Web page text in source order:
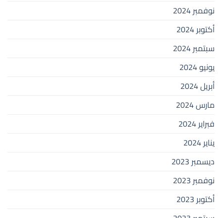
نوفمبر 2024
أكتوبر 2024
سبتمبر 2024
يونيو 2024
أبريل 2024
مارس 2024
فبراير 2024
يناير 2024
ديسمبر 2023
نوفمبر 2023
أكتوبر 2023